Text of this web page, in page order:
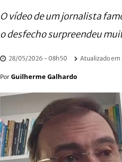
O vídeo de um jornalista
o desfecho surpreendeu
28/05/2026 - 08h50 Atualizado em
Por Guilherme Galhardo